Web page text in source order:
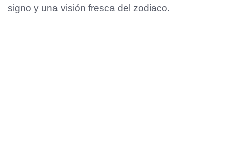
signo y una visión fresca del zodiaco.